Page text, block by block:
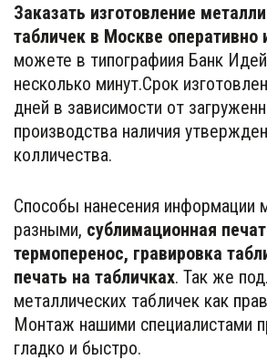
Заказать изготовление
табличек в Москве оперативно
можете в типографиия Банк
несколько минут.Срок
дней в зависимости от
производства наличия
колличества.
Cпособы нанесения информации
разными, сублимационная
термоперенос, гравировка
печать на табличках. Так же
металлических табличек как
Монтаж нашими специалистами
гладко и быстро.